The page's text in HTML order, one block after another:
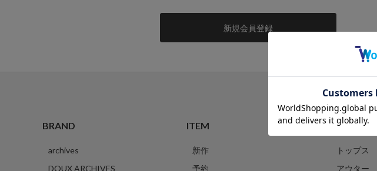
BRAND
archives
DOUX ARCHIVES
ITEM
新作
予約
CATEGORY
トップス
アウター